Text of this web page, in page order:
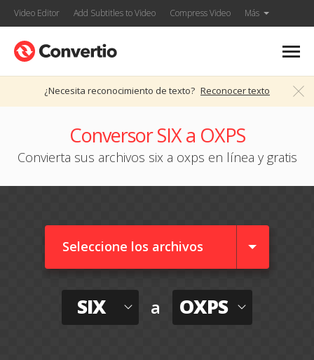
Video Editor Add Subtitles to Video Compress Video Más
¿Necesita reconocimiento de texto? Reconocer texto
Conversor SIX a OXPS
Convierta sus archivos six a oxps en línea y gratis
Seleccione los archivos
SIX a OXPS